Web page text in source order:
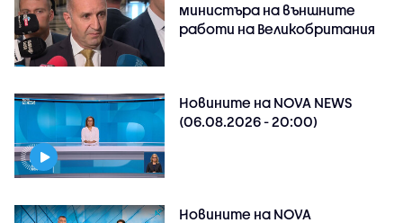
министъра на външните
работи на Великобритания
Новините на NOVA NEWS
(06.08.2026 - 20:00)
Новините на NOVA